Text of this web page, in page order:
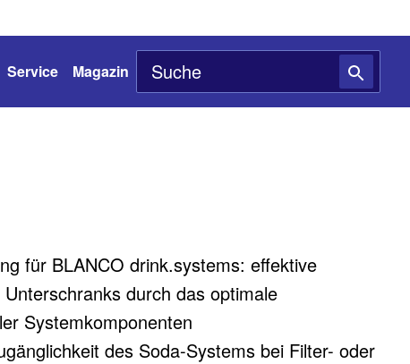
Service Magazin
für BLANCO drink.systems: effektive
durch das optimale
Systemkomponenten​
des Soda-Systems bei Filter- oder